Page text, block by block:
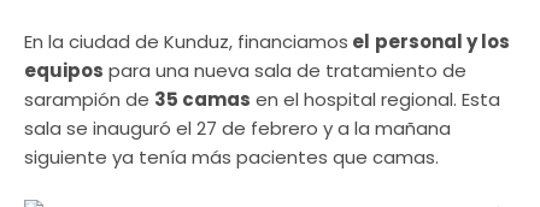
En la ciudad de Kunduz, financiamos el personal y los
equipos para una nueva sala de tratamiento de
sarampión de 35 camas en el hospital regional. Esta
sala se inauguró el 27 de febrero y a la mañana
siguiente ya tenía más pacientes que camas.